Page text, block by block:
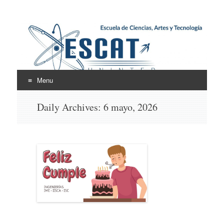
Escuela de Ciencias,
Artes y Tecnología
ESCAT
Menu
Daily Archives: 6 mayo, 2026